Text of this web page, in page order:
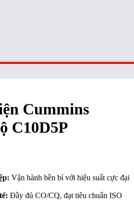
Cummins
C10D5P
Vận hành bền bỉ với hiệu suất cực đại
Đầy đủ CO/CQ, đạt tiêu chuẩn ISO